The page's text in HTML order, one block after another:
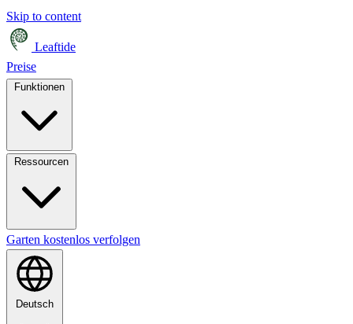
Skip to content
Leaftide
Preise
Garten kostenlos verfolgen
Deutsch